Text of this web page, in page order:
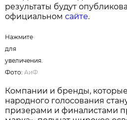
На протяжении многих лет
доверия белорусов к
производителям. Во многих
лидерами премии
произведенные в Беларуси,
их прочных позициях на